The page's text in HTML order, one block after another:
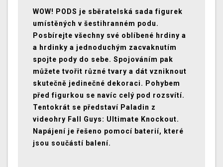
WOW! PODS je sběratelská sada figurek
umístěných v šestihranném podu.
Posbírejte všechny své oblíbené hrdiny a
a hrdinky a jednoduchým zacvaknutím
spojte pody do sebe. Spojováním pak
můžete tvořit různé tvary a dát vzniknout
skutečně jedinečné dekoraci. Pohybem
před figurkou se navíc celý pod rozsvítí.
Tentokrát se představí Paladin z
videohry Fall Guys: Ultimate Knockout.
Napájení je řešeno pomocí baterií, které
jsou součástí balení.